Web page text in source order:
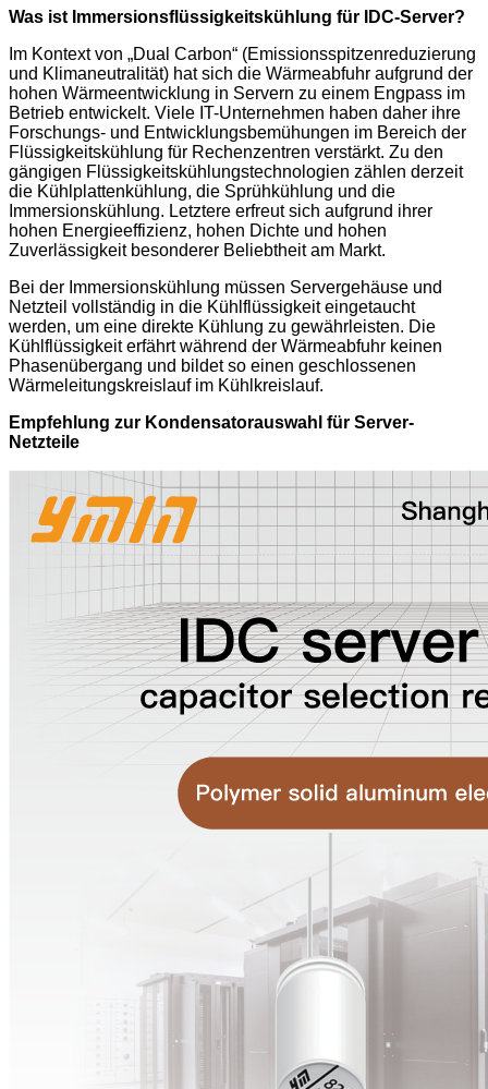
Was ist Immersionsflüssigkeitskühlung für IDC-Server?
Im Kontext von „Dual Carbon“ (Emissionsspitzenreduzierung
und Klimaneutralität) hat sich die Wärmeabfuhr aufgrund der
hohen Wärmeentwicklung in Servern zu einem Engpass im
Betrieb entwickelt. Viele IT-Unternehmen haben daher ihre
Forschungs- und Entwicklungsbemühungen im Bereich der
Flüssigkeitskühlung für Rechenzentren verstärkt. Zu den
gängigen Flüssigkeitskühlungstechnologien zählen derzeit
die Kühlplattenkühlung, die Sprühkühlung und die
Immersionskühlung. Letztere erfreut sich aufgrund ihrer
hohen Energieeffizienz, hohen Dichte und hohen
Zuverlässigkeit besonderer Beliebtheit am Markt.
Bei der Immersionskühlung müssen Servergehäuse und
Netzteil vollständig in die Kühlflüssigkeit eingetaucht
werden, um eine direkte Kühlung zu gewährleisten. Die
Kühlflüssigkeit erfährt während der Wärmeabfuhr keinen
Phasenübergang und bildet so einen geschlossenen
Wärmeleitungskreislauf im Kühlkreislauf.
Empfehlung zur Kondensatorauswahl für Server-
Netzteile